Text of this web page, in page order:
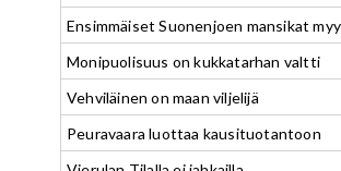
Ensimmäiset Suonenjoen mansikat
Monipuolisuus on kukkatarhan valtti
Vehviläinen on maan viljelijä
Peuravaara luottaa kausituotantoon